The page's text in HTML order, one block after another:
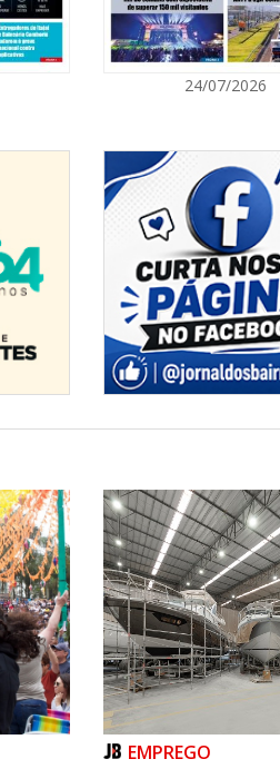
BALNEÁRIO
08/
BALNEÁRIO
08/
Setor
dias
24/07/2026
EMPREGO